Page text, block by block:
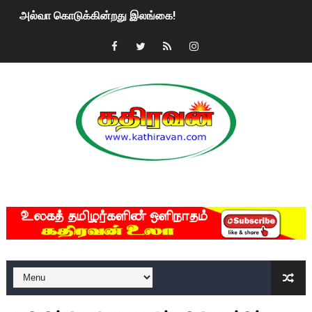
அல்வா கொடுக்கின்றது இலங்கை!
2ஆம் நாள் உக்ரைன் யுத்தம்!! எங்களைத் தனிமையில்
மகிந்த ராஜபக்சே பதவி விலக திட்டம்?
ரவுடி பேபிக்கு நடந்த தரமான சம்பவம்.. ஆபாச வீடியோக்களால்
குண்டை தூக்கிப்போட்ட ஆய்வு…. இந்தியாவின் “கோவிஷீல்டு”
யாழில் தமிழின தலைவர் பிரபாகரனின் பிறந்தநாளை
ஏர்போர்ட்டில் உதைத்த நபர் யார், என்ன நடந்தது?: உண்மையை
சீனா இலங்கையிடம் 8 மில்லியன் அமெரிக்க டொலர் நட்டஈடு